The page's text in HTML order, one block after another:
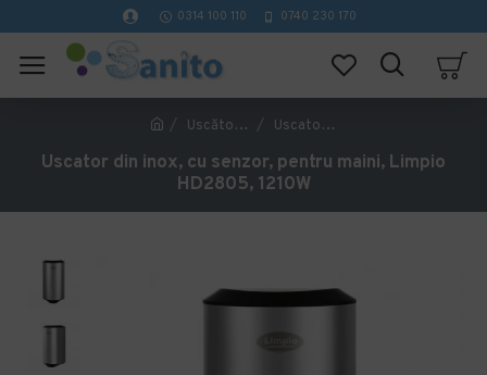
0314 100 110 0740 230 170
Uscătoare mâini Uscator din inox, cu senzor, pentru maini, Limpio HD2805, 1210W
Uscator din inox, cu senzor, pentru maini, Limpio
HD2805, 1210W